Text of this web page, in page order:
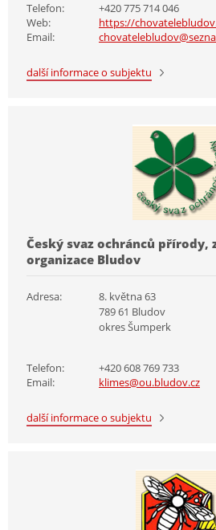
Telefon:
+420 775 714 046
Web:
https://
Email:
další informace o subjektu
Český svaz ochránců přírody,
organizace Bludov
Adresa:
8. května 63
789 61 Bludov
okres Šumperk
Telefon:
+420 608 769 733
Email:
klimes@ou.bludov.cz
další informace o subjektu